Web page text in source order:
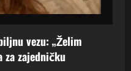
vezu: „Želim
zajedničku